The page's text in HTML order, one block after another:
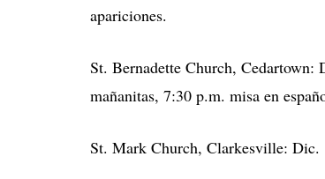
apariciones.
St. Bernadette Church,
mañanitas, 7:30 p.m. misa en
St. Mark Church, Clarkesville: Dic.